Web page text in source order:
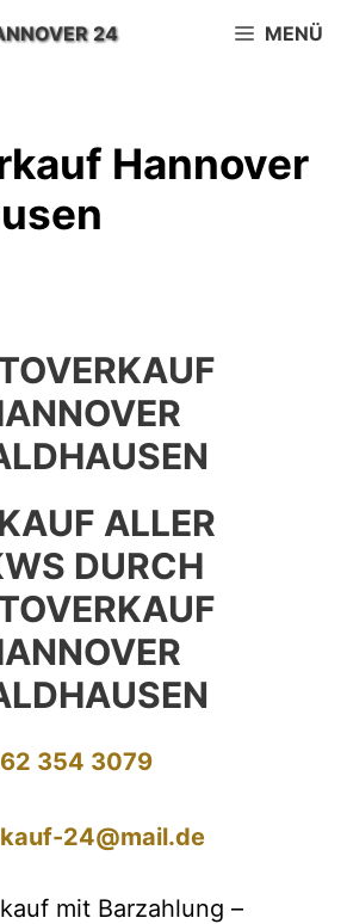
24 MENÜ
Hannover
ALLER
DURCH
354 3079
24@mail.de
mit Barzahlung –